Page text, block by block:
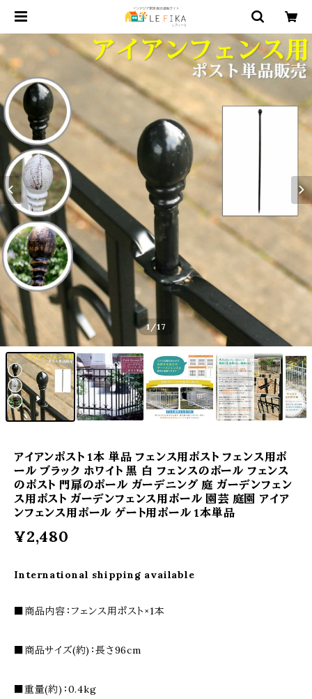
1 /17
アイアンポスト 1本 単品 フェンス用ポスト フェンス用ポ
ール ブラック ホワイト 黒 白 フェンスのポール フェンス
のポスト 門扉のポール ガーデニング 庭 ガーデンフェン
ス用ポスト ガーデンフェンス用ポール 園芸 庭園 アイア
ンフェンス用ポール ゲート用ポール 1本単品
¥2,480
International shipping available
■商品内容：フェンス用ポスト×1本
■商品サイズ(約)：長さ96cm
■重量(約)：0.4kg